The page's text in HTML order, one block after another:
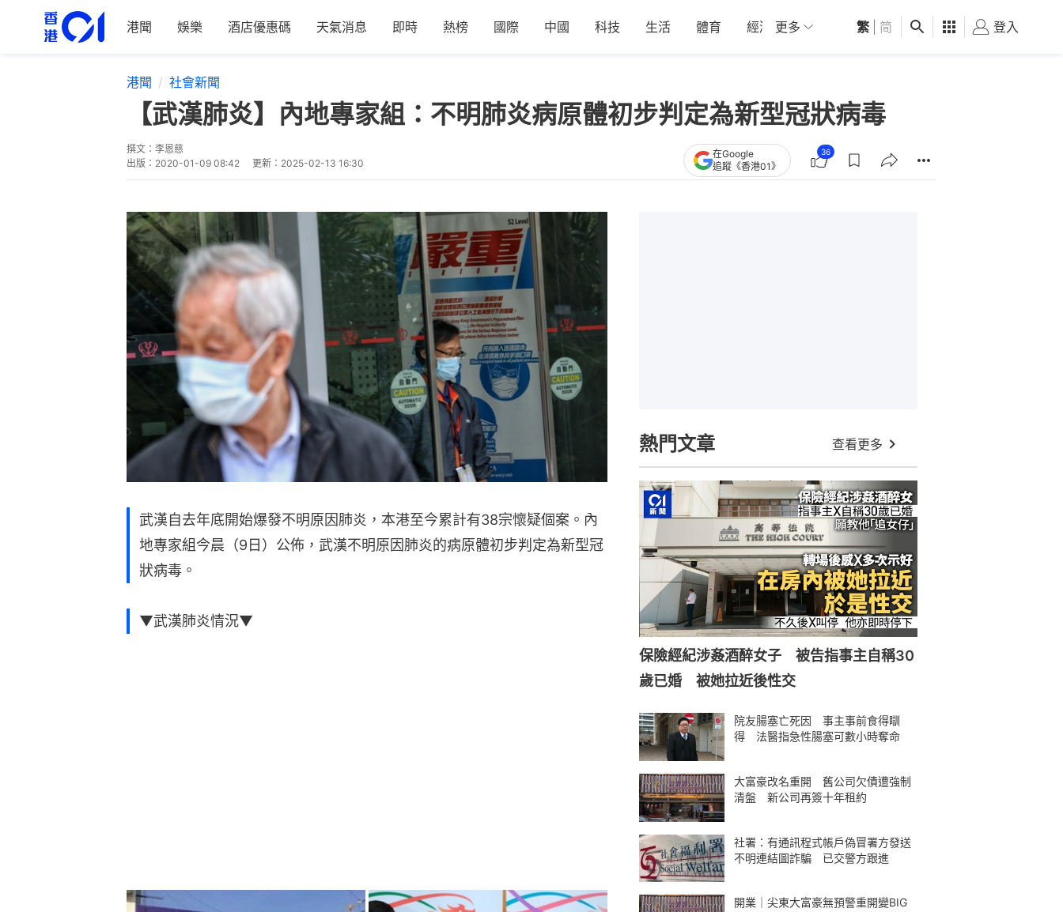
港聞 娛樂 酒店優惠碼 天氣消息 即時 熱榜 國際 中國 科技 生活 體育 經濟 01深圳 觀點 健康 好食玩飛
更多 繁 简 登入
港聞 社會新聞
【武漢肺炎】內地專家組：不明肺炎病原體初步判定為新型冠狀病毒
撰文： 李恩慈
出版： 2020-01-09 08:42 更新： 2025-02-13 16:30
在Google
追蹤《香港01》
36
武漢自去年底開始爆發不明原因肺炎，本港至今累計有38宗懷疑個案。內
地專家組今晨（9日）公佈，武漢不明原因肺炎的病原體初步判定為新型冠
狀病毒。
▼武漢肺炎情況▼
熱門文章 查看更多
保險經紀涉姦酒醉女子 被告指事主自稱30
歲已婚 被她拉近後性交
院友腸塞亡死因 事主事前食得瞓
得 法醫指急性腸塞可數小時奪命
大富豪改名重開 舊公司欠債遭強制
清盤 新公司再簽十年租約
社署：有通訊程式帳戶偽冒署方發送
不明連結圖詐騙 已交警方跟進
開業｜尖東大富豪無預警重開變BIG